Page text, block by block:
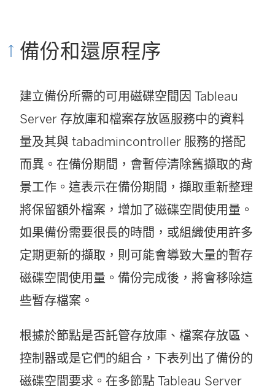
備份和還原程序
建立備份所需的可用磁碟空間因 Tableau
Server 存放庫和檔案存放區服務中的資料
量及其與 tabadmincontroller 服務的搭配
而異。在備份期間，會暫停清除舊擷取的背
景工作。這表示在備份期間，擷取重新整理
將保留額外檔案，增加了磁碟空間使用量。
如果備份需要很長的時間，或組織使用許多
定期更新的擷取，則可能會導致大量的暫存
磁碟空間使用量。備份完成後，將會移除這
些暫存檔案。
根據於節點是否託管存放庫、檔案存放區、
控制器或是它們的組合，下表列出了備份的
磁碟空間要求。在多節點 Tableau Server